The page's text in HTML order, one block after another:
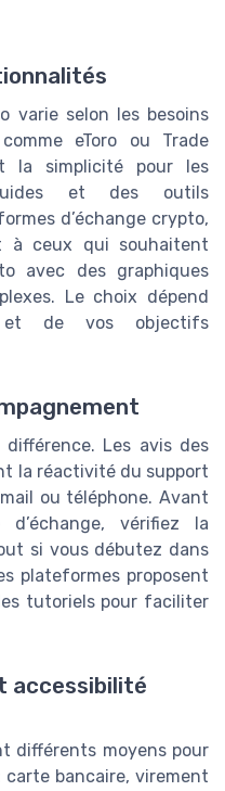
varie selon les besoins
eToro ou Trade
la simplicité pour les
et des outils
d’échange crypto,
à ceux qui souhaitent
avec des graphiques
Le choix dépend
de vos objectifs
Les avis des
la réactivité du support
ou téléphone. Avant
vérifiez la
si vous débutez dans
plateformes proposent
tutoriels pour faciliter
accessibilité
différents moyens pour
bancaire, virement